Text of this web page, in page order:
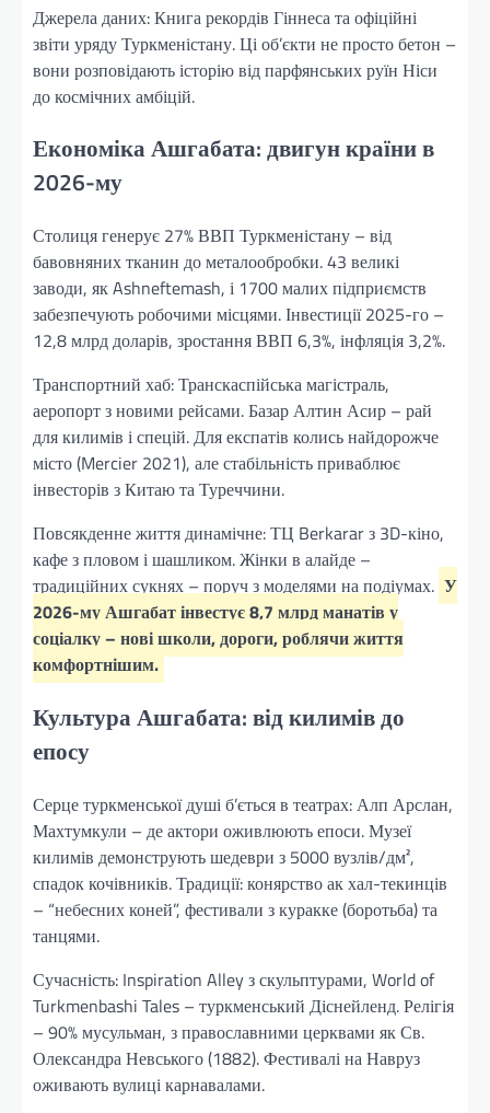
Джерела даних: Книга рекордів Гіннеса та офіційні
звіти уряду Туркменістану. Ці об’єкти не просто бетон –
вони розповідають історію від парфянських руїн Ніси
до космічних амбіцій.
Економіка Ашгабата: двигун країни в
2026-му
Столиця генерує 27% ВВП Туркменістану – від
бавовняних тканин до металообробки. 43 великі
заводи, як Ashneftemash, і 1700 малих підприємств
забезпечують робочими місцями. Інвестиції 2025-го –
12,8 млрд доларів, зростання ВВП 6,3%, інфляція 3,2%.
Транспортний хаб: Транскаспійська магістраль,
аеропорт з новими рейсами. Базар Алтин Асир – рай
для килимів і спецій. Для експатів колись найдорожче
місто (Mercier 2021), але стабільність приваблює
інвесторів з Китаю та Туреччини.
Повсякденне життя динамічне: ТЦ Berkarar з 3D-кіно,
кафе з пловом і шашликом. Жінки в алайде –
традиційних сукнях – поруч з моделями на подіумах. У
2026-му Ашгабат інвестує 8,7 млрд манатів у
соціалку – нові школи, дороги, роблячи життя
комфортнішим.
Культура Ашгабата: від килимів до
епосу
Серце туркменської душі б’ється в театрах: Алп Арслан,
Махтумкули – де актори оживлюють епоси. Музеї
килимів демонструють шедеври з 5000 вузлів/дм²,
спадок кочівників. Традиції: конярство ак хал-текинців
– “небесних коней”, фестивали з куракке (боротьба) та
танцями.
Сучасність: Inspiration Alley з скульптурами, World of
Turkmenbashi Tales – туркменський Діснейленд. Релігія
– 90% мусульман, з православними церквами як Св.
Олександра Невського (1882). Фестивалі на Навруз
оживають вулиці карнавалами.